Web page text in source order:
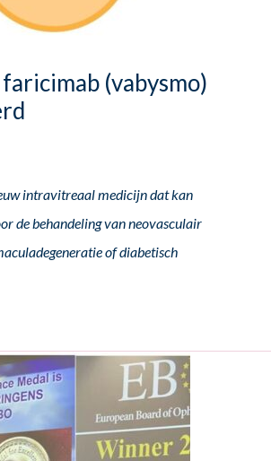
(vabysmo)
intravitreaal medicijn dat kan
de behandeling van neovasculair
of diabetisch